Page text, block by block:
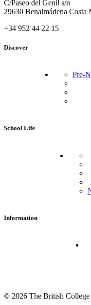
C/Paseo del Genil s/n
29630 Benalmádena Costa
+34 952 44 22 15
Discover
Pre-
School Life
Information
© 2026 The British College